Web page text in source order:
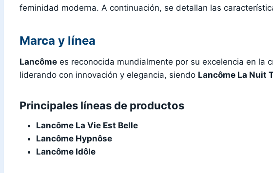
feminidad moderna. A continuación, se detallan las
Marca y línea
Lancôme es reconocida mundialmente por su excelencia en la
liderando con innovación y elegancia, siendo Lancôme La Nuit
Principales líneas de productos
Lancôme La Vie Est Belle
Lancôme Hypnôse
Lancôme Idôle